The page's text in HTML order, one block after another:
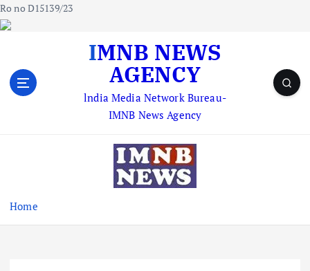
Ro no D15139/23
IMNB NEWS
AGENCY
lndia Media Network Bureau-
IMNB News Agency
Home